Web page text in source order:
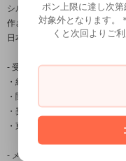
シルバーアクセサリー龍頭は
作され
日本国内だけでなく海外の取
- 受賞一覧 -
・経済産業大臣賞
・関東経済産業局長賞
・奨励賞
・東京銀器伝統工芸士会会長賞
- メディア掲載 -
ポン上限に達し次
対象外となります。
くと次回よりご